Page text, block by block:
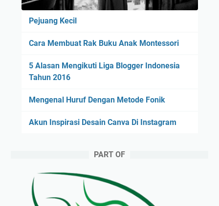
Pejuang Kecil
Cara Membuat Rak Buku Anak Montessori
5 Alasan Mengikuti Liga Blogger Indonesia
Tahun 2016
Mengenal Huruf Dengan Metode Fonik
Akun Inspirasi Desain Canva Di Instagram
PART OF